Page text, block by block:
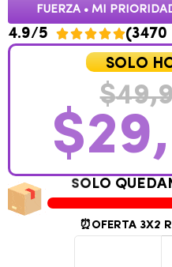
FUERZA • MI
4.9/5 (3470
SOLO
$
$
QUED AN POC
⏰OFERTA 3X2